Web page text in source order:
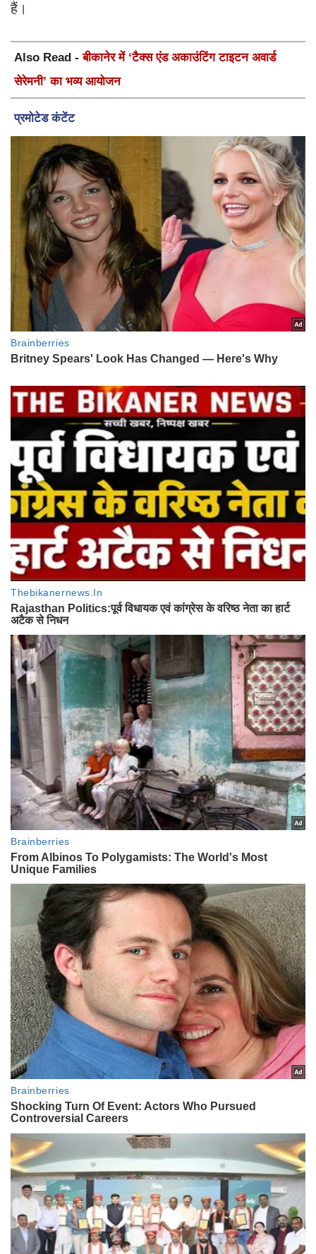
हैं।
Also Read -बीकानेर में ‘टैक्स एंड अकाउंटिंग टाइटन अवार्ड
सेरेमनी’ का भव्य आयोजन